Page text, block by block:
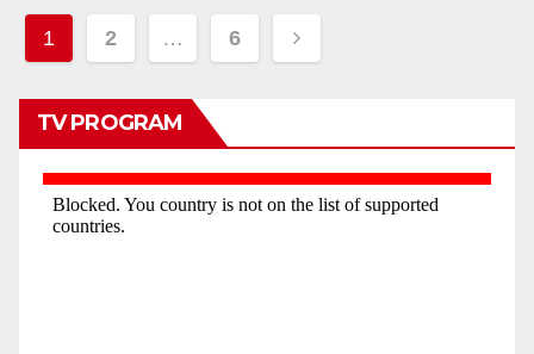
Posts
pagination
1 2 … 6
TV PROGRAM